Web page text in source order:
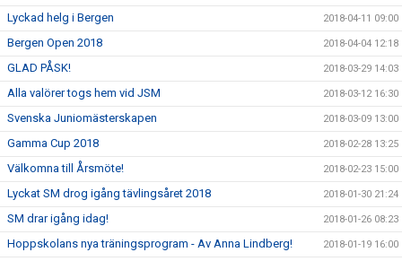
Lyckad helg i Bergen 2018-04-11 09:00
Bergen Open 2018 2018-04-04 12:18
GLAD PÅSK! 2018-03-29 14:03
Alla valörer togs hem vid JSM 2018-03-12 16:30
Svenska Juniomästerskapen 2018-03-09 13:00
Gamma Cup 2018 2018-02-28 13:25
Välkomna till Årsmöte! 2018-02-23 15:00
Lyckat SM drog igång tävlingsåret 2018 2018-01-30 21:24
SM drar igång idag! 2018-01-26 08:23
Hoppskolans nya träningsprogram - Av Anna Lindberg! 2018-01-19 16:00